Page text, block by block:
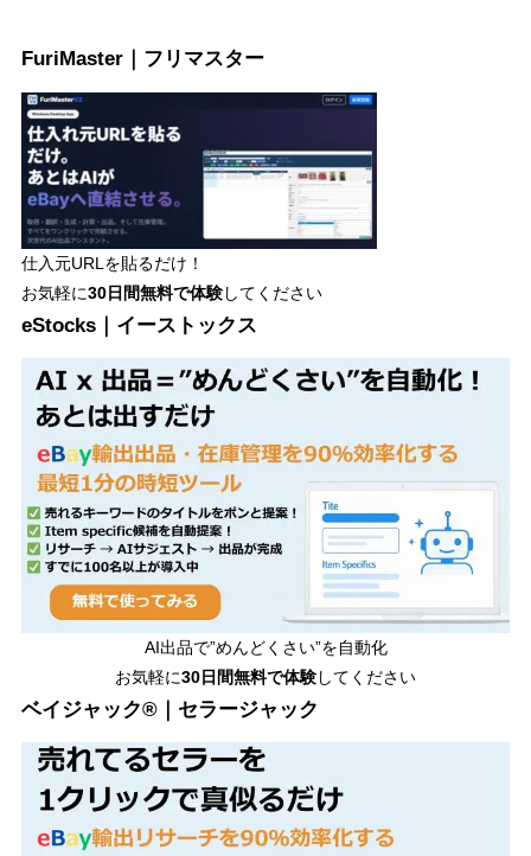
FuriMaster｜フリマスター
仕入元URLを貼るだけ！
お気軽に30日間無料で体験してください
eStocks｜イーストックス
AI出品で”めんどくさい”を自動化
お気軽に30日間無料で体験してください
ベイジャック®｜セラージャック